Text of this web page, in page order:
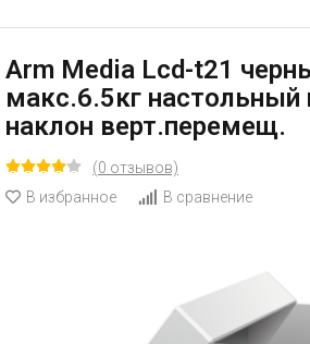
Arm Media Lcd-t21
макс.6.5кг настольный
наклон верт.перемещ.
(0 отзывов)
В избранное
В сравнение